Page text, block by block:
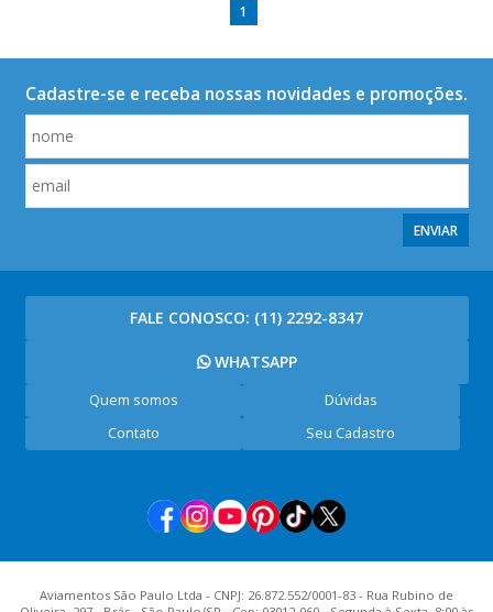
1
Cadastre-se e receba nossas novidades e promoções.
ENVIAR
FALE CONOSCO: (11) 2292-8347
WHATSAPP
Quem somos
Dúvidas
Contato
Seu Cadastro
Aviamentos São Paulo Ltda - CNPJ: 26.872.552/0001-83 - Rua Rubino de